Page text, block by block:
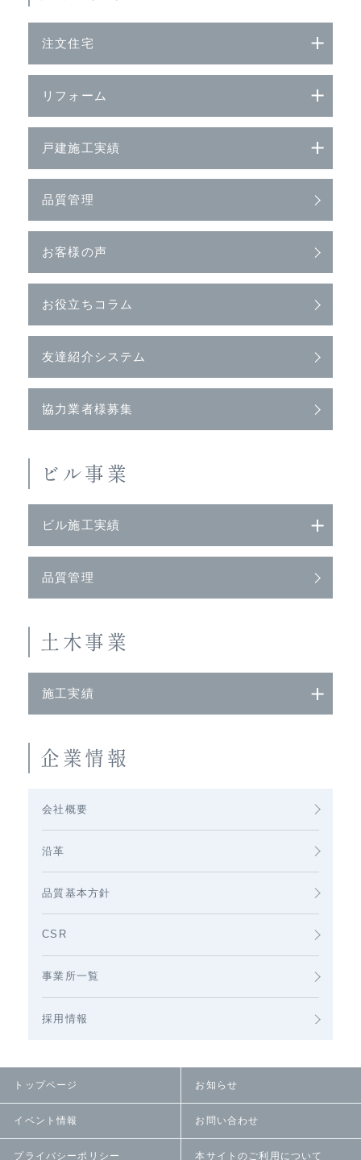
注文住宅
リフォーム
戸建施工実績
品質管理
お客様の声
お役立ちコラム
友達紹介システム
協力業者様募集
ビル事業
ビル施工実績
品質管理
土木事業
施工実績
企業情報
会社概要
沿革
品質基本方針
CSR
事業所一覧
採用情報
トップページ お知らせ
イベント情報 お問い合わせ
プライバシーポリシー 本サイトのご利用について